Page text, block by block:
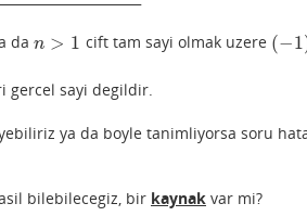
dan > 1
n>1 cift tam sayi olmak uzere (−1
(−1)
gercel sayi degildir.
ya da boyle tanimliyorsa soru
bilebilecegiz, bir kaynak var mi?